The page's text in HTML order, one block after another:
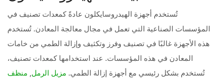
تُستخدم أجهزة الهيدروسايكلون عادةً كمعدات تصنيف في
المؤسسات الصناعية التي تعمل في مجال معالجة المعادن. تُستخدم
هذه الأجهزة غالبًا في تصنيف وفرز وتكثيف وإزالة الطمي من خامات
المعادن في هذه المؤسسات. عند استخدامها كمعدات تصنيف،
تُستخدم بشكل رئيسي مع أجهزة إزالة الطمي. مزيل الرمل منظف